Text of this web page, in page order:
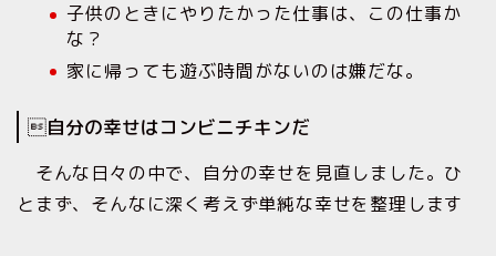
子供のときにやりたかった仕事は、この仕事か
な？
家に帰っても遊ぶ時間がないのは嫌だな。
自分の幸せはコンビニチキンだ
そんな日々の中で、自分の幸せを見直しました。ひ
とまず、そんなに深く考えず単純な幸せを整理します